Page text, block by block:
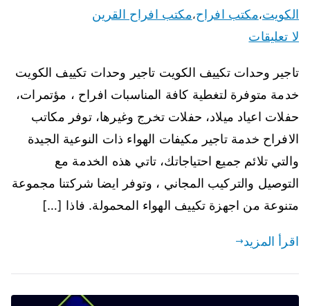
الكويت،مكتب افراح،مكتب افراح القرين
لا تعليقات
تاجير وحدات تكييف الكويت تاجير وحدات تكييف الكويت
خدمة متوفرة لتغطية كافة المناسبات افراح ، مؤتمرات،
حفلات اعياد ميلاد، حفلات تخرج وغيرها، توفر مكاتب
الافراح خدمة تاجير مكيفات الهواء ذات النوعية الجيدة
والتي تلائم جميع احتياجاتك، تاتي هذه الخدمة مع
التوصيل والتركيب المجاني ، وتوفر ايضا شركتنا مجموعة
متنوعة من اجهزة تكييف الهواء المحمولة. فاذا […]
اقرأ المزيد